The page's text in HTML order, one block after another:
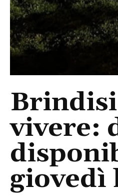
vivere:
giovedì